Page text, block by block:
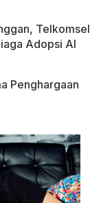
Telkomsel
Adopsi AI
Penghargaan